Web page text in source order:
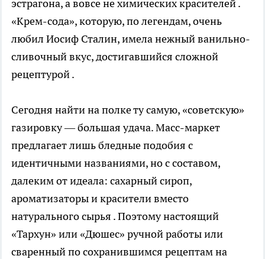
эстрагона, а вовсе не химических красителей .
«Крем-сода», которую, по легендам, очень
любил Иосиф Сталин, имела нежный ванильно-
сливочный вкус, достигавшийся сложной
рецептурой .
Сегодня найти на полке ту самую, «советскую»
газировку — большая удача. Масс-маркет
предлагает лишь бледные подобия с
идентичными названиями, но с составом,
далеким от идеала: сахарный сироп,
ароматизаторы и красители вместо
натурального сырья . Поэтому настоящий
«Тархун» или «Дюшес» ручной работы или
сваренный по сохранившимся рецептам на